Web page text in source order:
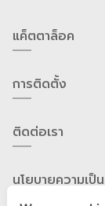
แค็ตตาล็อค
การติดตั้ง
ติดต่อเรา
นโยบายความเป็